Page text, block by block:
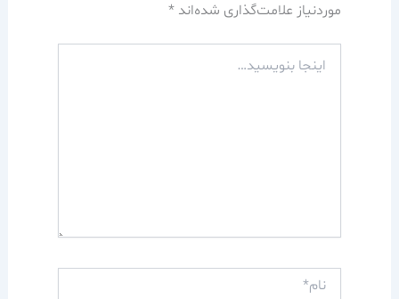
موردنیاز علامت‌گذاری شده‌اند *
بنویسید…